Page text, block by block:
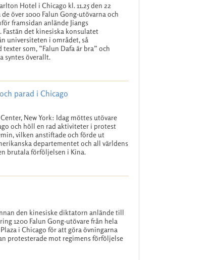
Hotel i Chicago kl. 11.25 den 22
över 1000 Falun Gong-utövarna och
framsidan anlände Jiangs
det kinesiska konsulatet
universiteten i området, så
som, ”Falun Dafa är bra” och
syntes överallt.
parad i Chicago
New York: Idag möttes utövare
och höll en rad aktiviteter i protest
vilken anstiftade och förde ut
departementet och all världens
brutala förföljelsen i Kina.
den kinesiske diktatorn anlände till
1200 Falun Gong-utövare från hela
i Chicago för att göra övningarna
protesterade mot regimens förföljelse